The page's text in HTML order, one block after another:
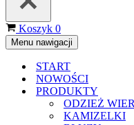
Koszyk 0
Menu nawigacji
START
NOWOŚCI
PRODUKTY
ODZIEŻ
KAMIZELKI